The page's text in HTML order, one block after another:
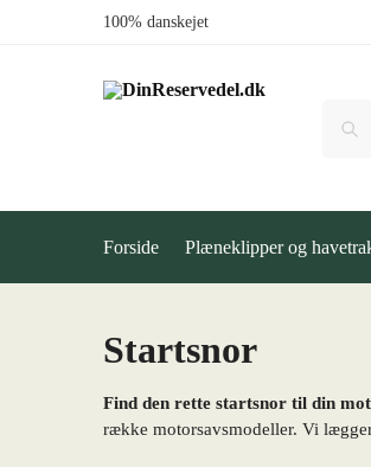
100% danskejet
Forside Plæneklipper og
Startsnor
Find den rette startsnor til din
række motorsavsmodeller. Vi